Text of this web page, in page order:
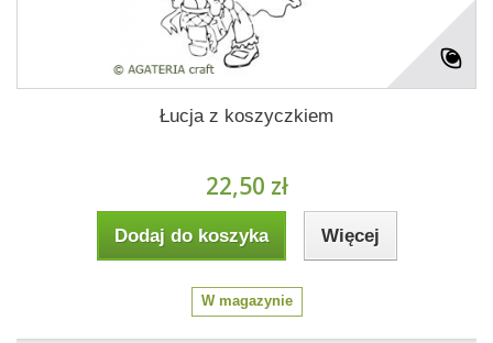
Łucja z koszyczkiem
22,50 zł
Dodaj do koszyka Więcej
W magazynie